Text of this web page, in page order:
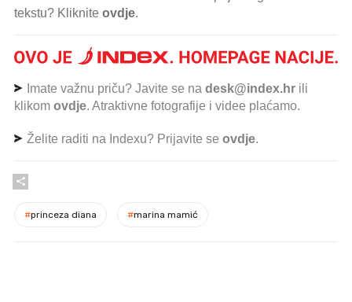
tekstu? Kliknite ovdje.
Imate važnu priču? Javite se na desk@index.hr ili
klikom ovdje. Atraktivne fotografije i videe plaćamo.
Želite raditi na Indexu? Prijavite se ovdje.
#princeza diana #marina mamić